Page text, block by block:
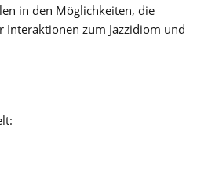
in den Möglichkeiten, die
zum Jazzidiom und